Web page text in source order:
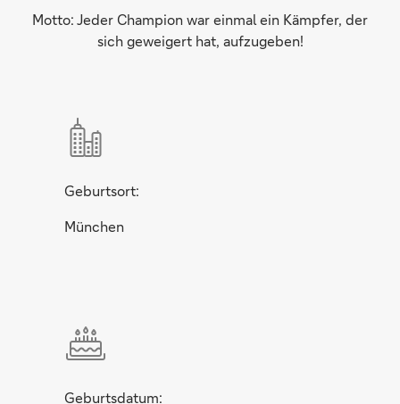
Motto: Jeder Champion war einmal ein Kämpfer, der
sich geweigert hat, aufzugeben!
Geburtsort:
München
Geburtsdatum: